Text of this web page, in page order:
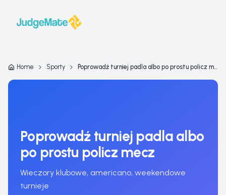
Home Sporty Poprowadź turniej padla albo po prostu policz mecz
Poprowadź turniej padla albo
po prostu policz mecz
Wieczory klubowe, americano, weekendowe
turnieje